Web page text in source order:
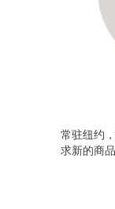
常驻纽约
求新的商